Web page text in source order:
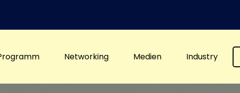
Networking Medien Industry